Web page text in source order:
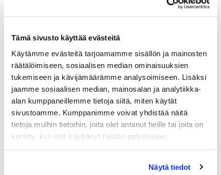
Tämä sivusto käyttää evästeitä
Käytämme evästeitä tarjoamamme sisällön ja mainosten
räätälöimiseen, sosiaalisen median ominaisuuksien
tukemiseen ja kävijämäärämme analysoimiseen. Lisäksi
jaamme sosiaalisen median, mainosalan ja analytiikka-
alan kumppaneillemme tietoja siitä, miten käytät
sivustoamme. Kumppanimme voivat yhdistää näitä
tietoja muihin tietoihin, joita olet antanut heille tai joita on
kerätty, kun olet käyttänyt heidän palvelujaan.
Näytä tiedot